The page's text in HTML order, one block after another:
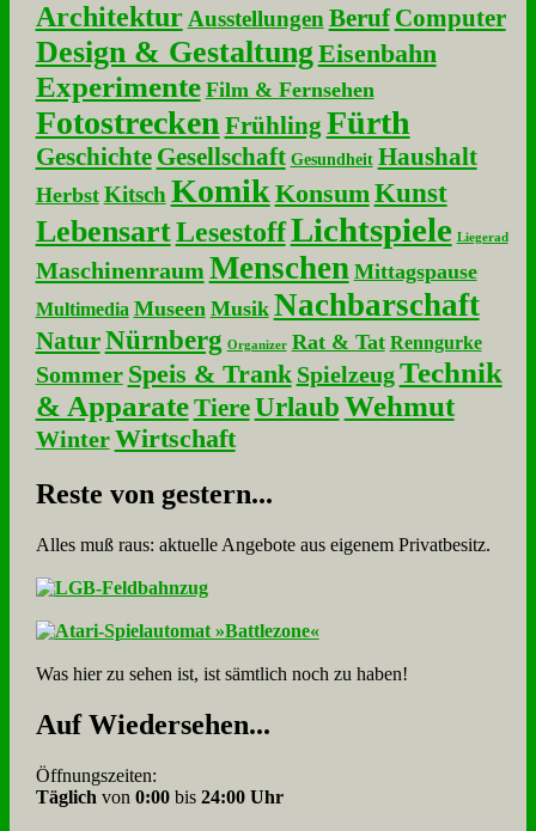
Architektur Ausstellungen Beruf Computer
Design & GestaltungEisenbahn
Experimente Film & Fernsehen
Fotostrecken Frühling Fürth
Geschichte Gesellschaft Gesundheit Haushalt
Herbst Kitsch KomikKonsumKunst
LebensartLesestoffLichtspiele Liegerad
Maschinenraum Menschen Mittagspause
Multimedia Museen Musik Nachbarschaft
NaturNürnberg Organizer Rat & Tat Renngurke
Sommer Speis & Trank Spielzeug Technik
& Apparate Tiere UrlaubWehmut
Winter Wirtschaft
Re­ste von ge­stern...
Alles muß raus: aktuelle An­ge­bo­te aus eigenem Privatbesitz.
Was hier zu sehen ist, ist sämt­lich noch zu haben!
Auf Wie­der­se­hen...
Öffnungszeiten:
Täglich von 0:00bis 24:00 Uhr